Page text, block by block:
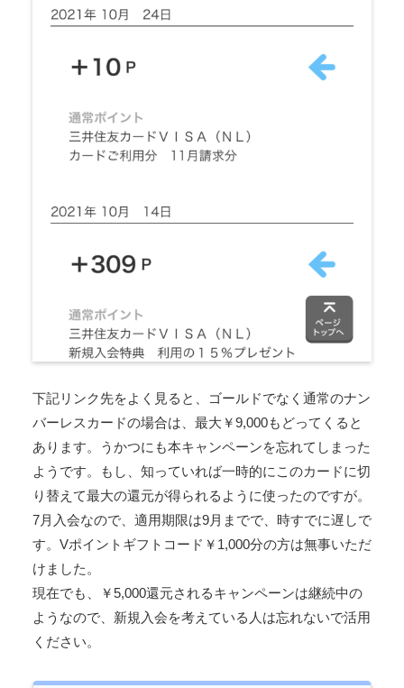
下記リンク先をよく見ると、ゴールドでなく通常のナン
バーレスカードの場合は、最大￥9,000もどってくると
あります。うかつにも本キャンペーンを忘れてしまった
ようです。もし、知っていれば一時的にこのカードに切
り替えて最大の還元が得られるように使ったのですが。
7月入会なので、適用期限は9月までで、時すでに遅しで
す。Vポイントギフトコード￥1,000分の方は無事いただ
けました。
現在でも、￥5,000還元されるキャンペーンは継続中の
ようなので、新規入会を考えている人は忘れないで活用
ください。